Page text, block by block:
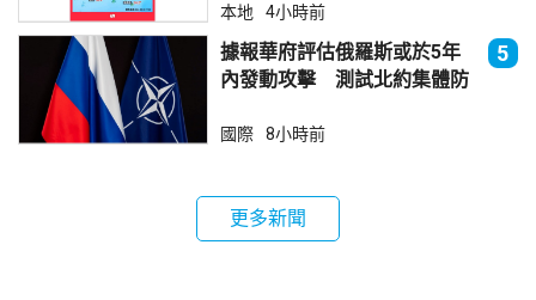
本地 4小時前
據報華府評估俄羅斯或於5年
內發動攻擊 測試北約集體防
5
國際 8小時前
更多新聞